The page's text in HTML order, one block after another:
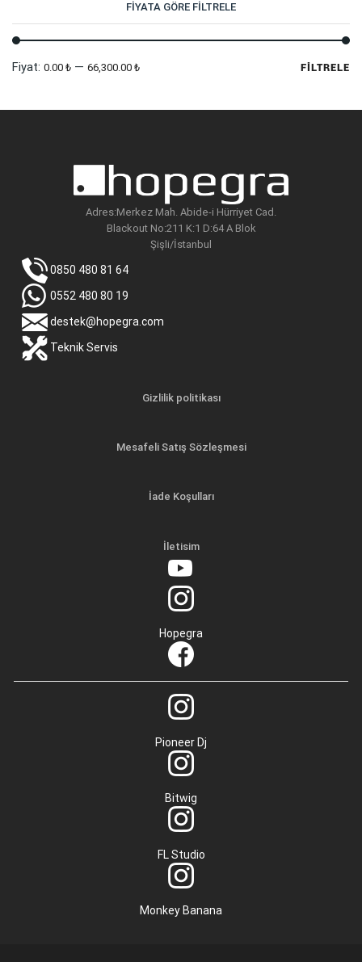
FIYATA GÖRE FILTRELE
En
En
FILTRELE
Fiyat: 0.00 ₺ — 66,300.00 ₺
Adres:Merkez Mah. Abide-i Hürriyet Cad.
Blackout No:211 K:1 D:64 A Blok
Şişli/İstanbul
0850 480 81 64
0552 480 80 19
destek@hopegra.com
Teknik Servis
Gizlilik politikası
Mesafeli Satış Sözleşmesi
İade Koşulları
İletisim
Hopegra
Pioneer Dj
Bitwig
FL Studio
Monkey Banana